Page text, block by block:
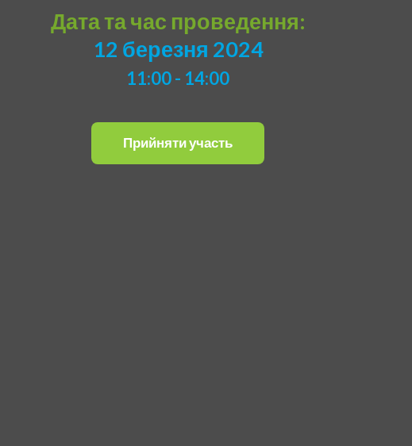
Дата та час проведення:
12 березня 2024
11:00 - 14:00
Прийняти участь